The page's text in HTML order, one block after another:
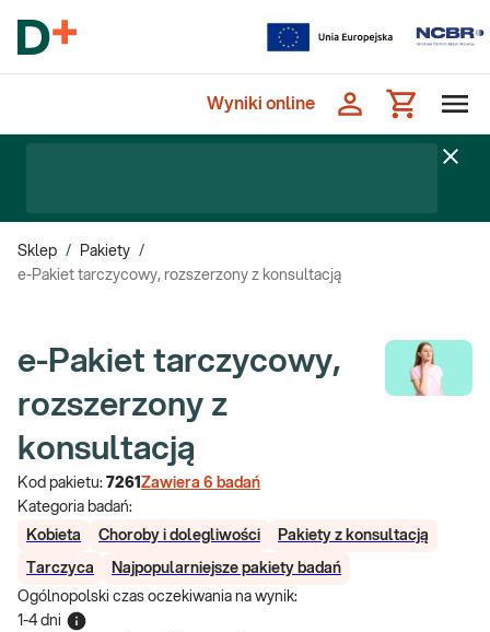
Wyniki online
Sklep / Pakiety /
e-Pakiet tarczycowy, rozszerzony z konsultacją
e-Pakiet tarczycowy,
rozszerzony z
konsultacją
Kod pakietu: 7261 Zawiera 6 badań
Kategoria badań:
Kobieta
Choroby i dolegliwości Pakiety z konsultacją
Tarczyca
Najpopularniejsze pakiety badań
Ogólnopolski czas oczekiwania na wynik:
1-4 dni